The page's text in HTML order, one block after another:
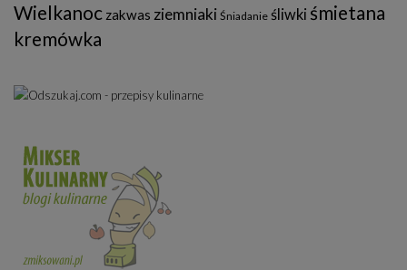
Wielkanoc zakwas ziemniaki Śniadanie śliwki śmietana
kremówka